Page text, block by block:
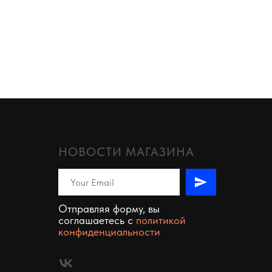
НОВОСТИ МАГАЗИНА
Отправляя форму, вы
соглашаетесь c политикой
конфиденциальности